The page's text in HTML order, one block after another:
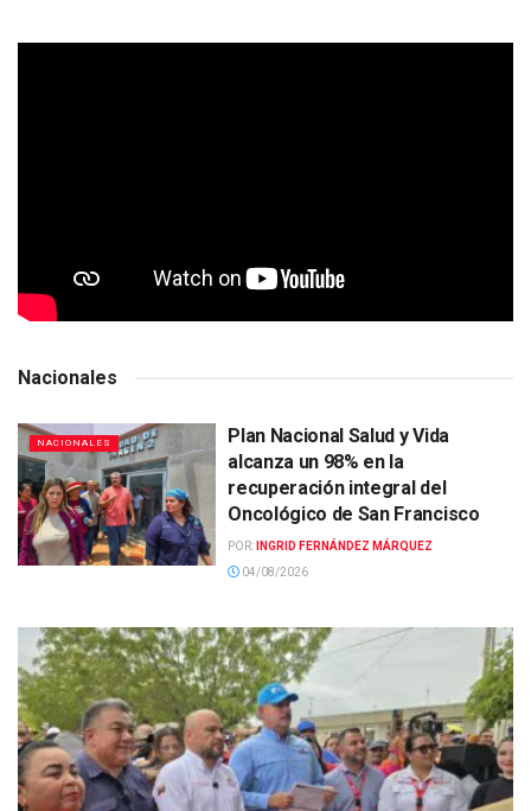
Nacionales
NACIONALES
Plan Nacional Salud y Vida
alcanza un 98% en la
recuperación integral del
Oncológico de San Francisco
POR:
INGRID FERNÁNDEZ MÁRQUEZ
04/08/2026